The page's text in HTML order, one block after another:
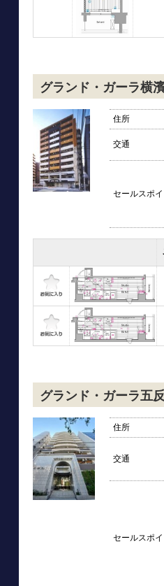
グランド・ガーラ横
住所
交通
セールスポ
グランド・ガーラ五
住所
交通
セールスポ